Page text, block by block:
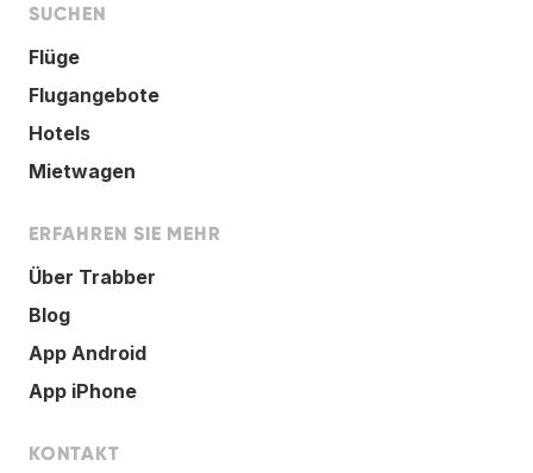
SUCHEN
Flüge
Flugangebote
Hotels
Mietwagen
ERFAHREN SIE MEHR
Über Trabber
Blog
App Android
App iPhone
KONTAKT